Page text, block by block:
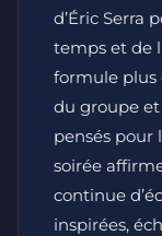
d’Éric Serra
temps et de
formule plus
du groupe
pensés pour
soirée
continue
inspirées,